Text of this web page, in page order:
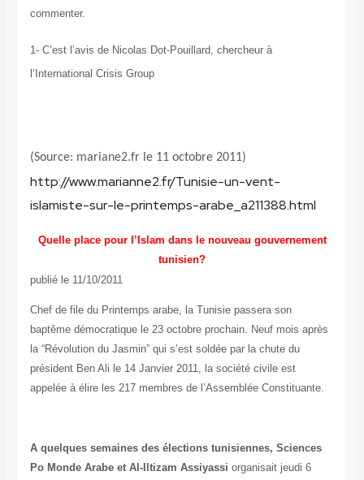
commenter.
1- C’est l’avis de Nicolas Dot-Pouillard, chercheur à
l’International Crisis Group
(Source: mariane2.fr le 11 octobre 2011)
http://www.marianne2.fr/Tunisie-un-vent-
islamiste-sur-le-printemps-arabe_a211388.html
Quelle place pour l’Islam dans le nouveau gouvernement
tunisien?
publié le 11/10/2011
Chef de file du Printemps arabe, la Tunisie passera son
baptême démocratique le 23 octobre prochain. Neuf mois après
la “Révolution du Jasmin” qui s’est soldée par la chute du
président Ben Ali le 14 Janvier 2011, la société civile est
appelée à élire les 217 membres de l’Assemblée Constituante.
A quelques semaines des élections tunisiennes, Sciences
Po Monde Arabe et Al-Iltizam Assiyassi organisait jeudi 6